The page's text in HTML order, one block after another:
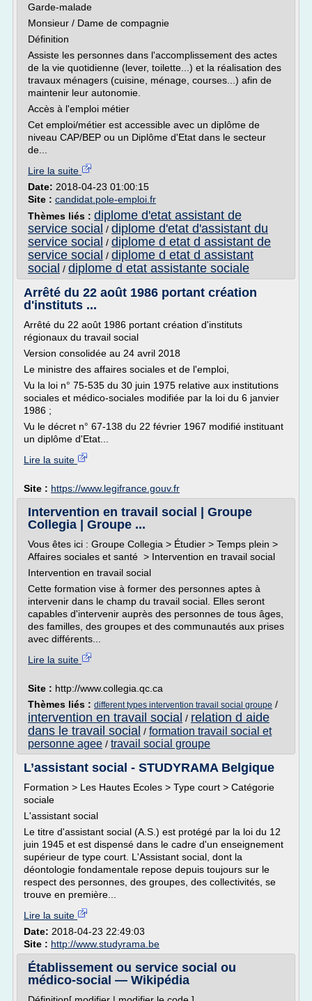
Garde-malade
Monsieur / Dame de compagnie
Définition
Assiste les personnes dans l'accomplissement des actes
de la vie quotidienne (lever, toilette...) et la réalisation des
travaux ménagers (cuisine, ménage, courses...) afin de
maintenir leur autonomie.
Accès à l'emploi métier
Cet emploi/métier est accessible avec un diplôme de
niveau CAP/BEP ou un Diplôme d'Etat dans le secteur
de...
Lire la suite
Date: 2018-04-23 01:00:15
Site : candidat.pole-emploi.fr
Thèmes liés : diplome d'etat assistant de
service social / diplome d'etat d'assistant du
service social / diplome d etat d assistant de
service social / diplome d etat d assistant
social / diplome d etat assistante sociale
Arrêté du 22 août 1986 portant création
d'instituts ...
Arrêté du 22 août 1986 portant création d'instituts
régionaux du travail social
Version consolidée au 24 avril 2018
Le ministre des affaires sociales et de l'emploi,
Vu la loi n° 75-535 du 30 juin 1975 relative aux institutions
sociales et médico-sociales modifiée par la loi du 6 janvier
1986 ;
Vu le décret n° 67-138 du 22 février 1967 modifié instituant
un diplôme d'Etat...
Lire la suite
Site : https://www.legifrance.gouv.fr
Intervention en travail social | Groupe
Collegia | Groupe ...
Vous êtes ici : Groupe Collegia > Étudier > Temps plein >
Affaires sociales et santé > Intervention en travail social
Intervention en travail social
Cette formation vise à former des personnes aptes à
intervenir dans le champ du travail social. Elles seront
capables d'intervenir auprès des personnes de tous âges,
des familles, des groupes et des communautés aux prises
avec différents...
Lire la suite
Site : http://www.collegia.qc.ca
Thèmes liés : different types intervention travail social groupe /
intervention en travail social / relation d aide
dans le travail social / formation travail social et
personne agee / travail social groupe
L’assistant social - STUDYRAMA Belgique
Formation > Les Hautes Ecoles > Type court > Catégorie
sociale
L'assistant social
Le titre d'assistant social (A.S.) est protégé par la loi du 12
juin 1945 et est dispensé dans le cadre d'un enseignement
supérieur de type court. L'Assistant social, dont la
déontologie fondamentale repose depuis toujours sur le
respect des personnes, des groupes, des collectivités, se
trouve en première...
Lire la suite
Date: 2018-04-23 22:49:03
Site : http://www.studyrama.be
Établissement ou service social ou
médico-social — Wikipédia